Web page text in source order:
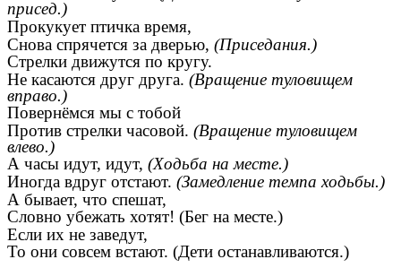
присед.)
Прокукует птичка время,
Снова спрячется за дверью, (Приседания.)
Стрелки движутся по кругу.
Не касаются друг друга. (Вращение туловищем
вправо.)
Повернёмся мы с тобой
Против стрелки часовой. (Вращение туловищем
влево.)
А часы идут, идут, (Ходьба на месте.)
Иногда вдруг отстают. (Замедление темпа ходьбы.)
А бывает, что спешат,
Словно убежать хотят! (Бег на месте.)
Если их не заведут,
То они совсем встают. (Дети останавливаются.)